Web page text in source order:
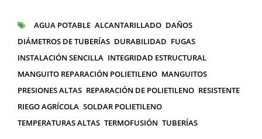
ETIQUETAS
AGUA POTABLE ALCANTARILLADO DAÑOS
DIÁMETROS DE TUBERÍAS DURABILIDAD FUGAS
INSTALACIÓN SENCILLA INTEGRIDAD ESTRUCTURAL
MANGUITO REPARACIÓN POLIETILENO MANGUITOS
PRESIONES ALTAS REPARACIÓN DE POLIETILENO RESISTENTE
RIEGO AGRÍCOLA SOLDAR POLIETILENO
TEMPERATURAS ALTAS TERMOFUSIÓN TUBERÍAS